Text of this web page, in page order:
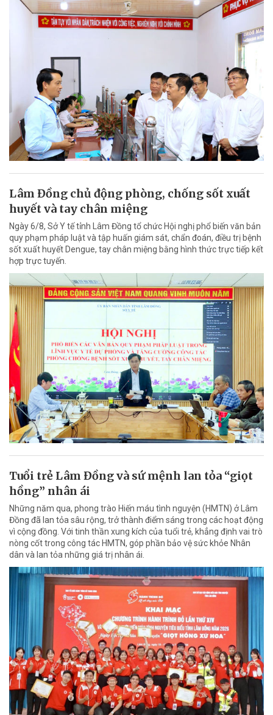
Lâm Đồng chủ động phòng, chống sốt xuất
huyết và tay chân miệng
Ngày 6/8, Sở Y tế tỉnh Lâm Đồng tổ chức Hội nghị phổ biến văn bản
quy phạm pháp luật và tập huấn giám sát, chẩn đoán, điều trị bệnh
sốt xuất huyết Dengue, tay chân miệng bằng hình thức trực tiếp kết
hợp trực tuyến.
Tuổi trẻ Lâm Đồng và sứ mệnh lan tỏa “giọt
hồng” nhân ái
Những năm qua, phong trào Hiến máu tình nguyện (HMTN) ở Lâm
Đồng đã lan tỏa sâu rộng, trở thành điểm sáng trong các hoạt động
vì cộng đồng. Với tinh thần xung kích của tuổi trẻ, khẳng định vai trò
nòng cốt trong công tác HMTN, góp phần bảo vệ sức khỏe Nhân
dân và lan tỏa những giá trị nhân ái.